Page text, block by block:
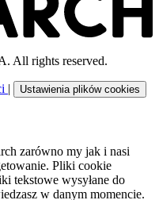
All rights reserved.
| Ustawienia plików cookies
zarówno my jak i nasi
Pliki cookie
tekstowe wysyłane do
w danym momencie.